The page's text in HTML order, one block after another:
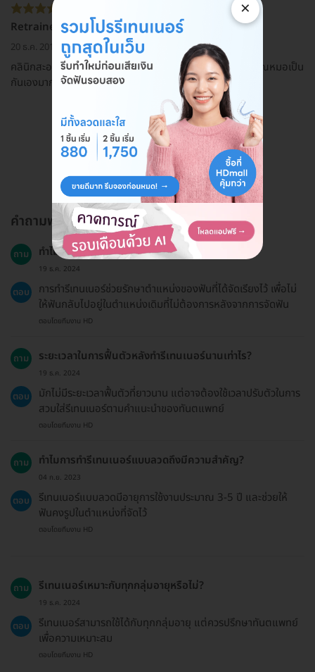
Retrainer
20 ธ.ค. 2019
คลินิกสะอาดมากๆ บรรยากาศดี ไม่อึดอัด พี่ๆพนักงานน่ารัก คุณหมอเป็น
กันเองมากๆค่ะ
ดูรีวิวทั้งหมด
คำถามพบบ่อย
ถาม ทำไมต้องทำรีเทนเนอร์?
19 ธ.ค. 2024
ตอบ
การทำรีเทนเนอร์ช่วยรักษาตำแหน่งของฟันที่ได้จัดเรียงไว้ เพื่อไม่
ให้ฟันกลับไปอยู่ในตำแหน่งเดิมที่ไม่ต้องการหลังจากการจัดฟัน
ตอบโดยทีมงาน HD
ถาม ระยะเวลาในการฟื้นตัวหลังทำรีเทนเนอร์นานเท่าไร?
19 ธ.ค. 2024
ตอบ
มักไม่มีระยะเวลาฟื้นตัวที่ยาวนาน แต่อาจต้องใช้เวลาปรับตัวในการ
สวมใส่รีเทนเนอร์ตามคำแนะนำของทันตแพทย์
ตอบโดยทีมงาน HD
ถาม ทำไมการทำรีเทนเนอร์แบบลวดถึงมีความสำคัญ?
04 ก.ย. 2023
ตอบ
รีเทนเนอร์แบบลวดมีอายุการใช้งานประมาณ 3-5 ปี และช่วยให้
ฟันคงรูปในตำแหน่งที่จัดไว้
ตอบโดยทีมงาน HD
ถาม รีเทนเนอร์เหมาะกับทุกกลุ่มอายุหรือไม่?
19 ธ.ค. 2024
ตอบ
รีเทนเนอร์สามารถใช้ได้กับทุกกลุ่มอายุ แต่ควรปรึกษาทันตแพทย์
เพื่อความเหมาะสม
ตอบโดยทีมงาน HD
×